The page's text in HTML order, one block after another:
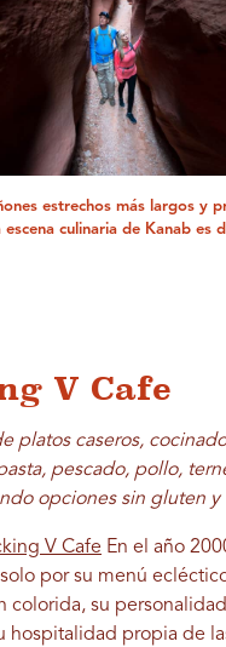
estrechos más largos y
culinaria de Kanab es
V Cafe
platos caseros,
pescado, pollo,
opciones sin gluten y
V Cafe En el año
por su menú
colorida, su
hospitalidad propia de